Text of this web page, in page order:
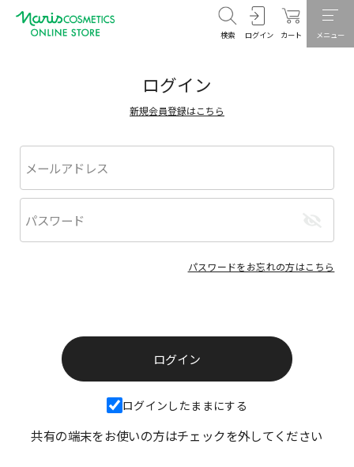
検索 ログイン カート メニュー
ログイン
新規会員登録はこちら
パスワードをお忘れの方はこちら
ログインしたままにする
共有の端末をお使いの方はチェックを外してください